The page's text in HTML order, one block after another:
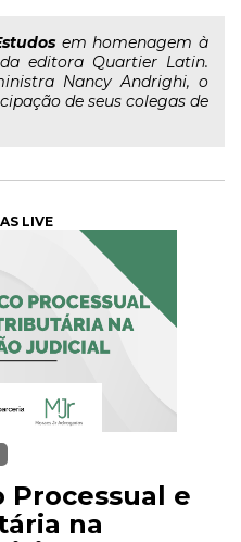
em homenagem à
editora Quartier Latin.
Nancy Andrighi, o
de seus colegas de
LIVE
Processual e
na